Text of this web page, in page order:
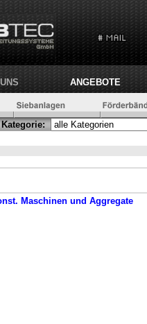
ANGEBOTE
Kategorie:
Maschinen und Aggregate